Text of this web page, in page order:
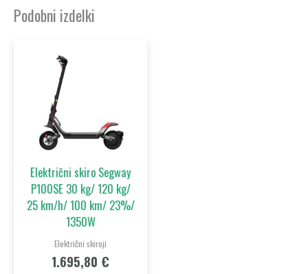
Podobni izdelki
Električni skiro Segway
P100SE 30 kg/ 120 kg/
25 km/h/ 100 km/ 23%/
1350W
Električni skiroji
1.695,80 €